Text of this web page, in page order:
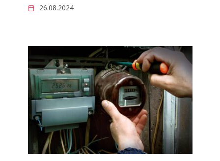
26.08.2024